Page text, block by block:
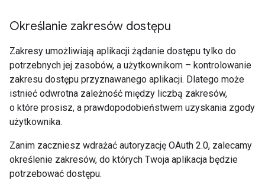
Określanie zakresów dostępu
Zakresy umożliwiają aplikacji żądanie dostępu tylko do
potrzebnych jej zasobów, a użytkownikom – kontrolowanie
zakresu dostępu przyznawanego aplikacji. Dlatego może
istnieć odwrotna zależność między liczbą zakresów,
o które prosisz, a prawdopodobieństwem uzyskania zgody
użytkownika.
Zanim zaczniesz wdrażać autoryzację OAuth 2.0, zalecamy
określenie zakresów, do których Twoja aplikacja będzie
potrzebować dostępu.